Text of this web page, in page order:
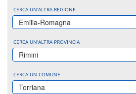
CERCA UN'ALTRA REGIONE
Emilia-Romagna
CERCA UN'ALTRA PROVINCIA
Rimini
CERCA UN COMUNE
Torriana